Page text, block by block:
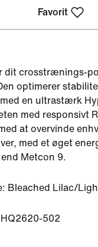
Favorit
dit crosstrænings-
optimerer
en ultrastærk
med responsivt
at overvinde
med et øget
Metcon 9.
Bleached Lilac/
HQ2620-502